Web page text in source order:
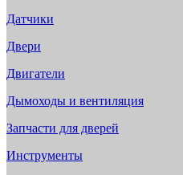
Датчики
Двери
Двигатели
Дымоходы и вентиляция
Запчасти для дверей
Инструменты